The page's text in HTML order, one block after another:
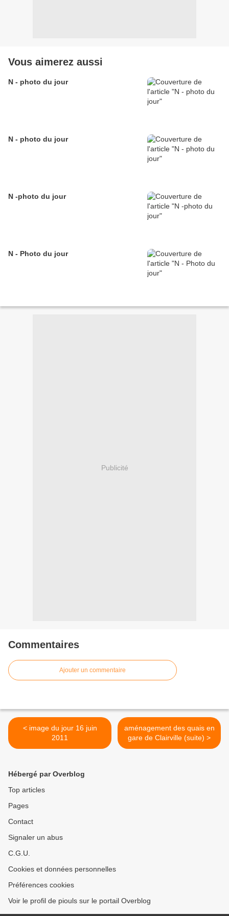
Vous aimerez aussi
N - photo du jour
N - photo du jour
N -photo du jour
N - Photo du jour
Publicité
Commentaires
Ajouter un commentaire
< image du jour 16 juin
2011
aménagement des quais en
gare de Clairville (suite) >
Hébergé par Overblog
Top articles
Pages
Contact
Signaler un abus
C.G.U.
Cookies et données personnelles
Préférences cookies
Voir le profil de piouls sur le portail Overblog